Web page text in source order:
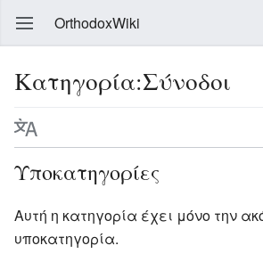
OrthodoxWiki
Κατηγορία:Σύνοδοι
Υποκατηγορίες
Αυτή η κατηγορία έχει μόνο την
υποκατηγορία.